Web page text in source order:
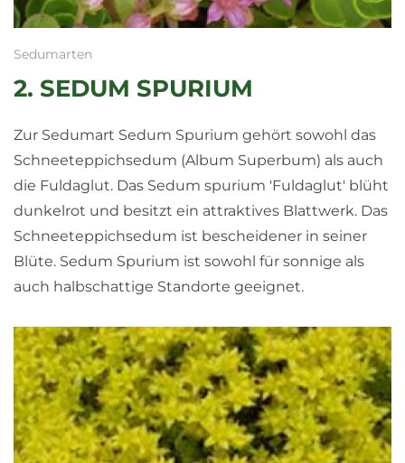
Sedumarten
2. SEDUM SPURIUM
Zur Sedumart Sedum Spurium gehört sowohl das
Schneeteppichsedum (Album Superbum) als auch
die Fuldaglut. Das Sedum spurium 'Fuldaglut' blüht
dunkelrot und besitzt ein attraktives Blattwerk. Das
Schneeteppichsedum ist bescheidener in seiner
Blüte. Sedum Spurium ist sowohl für sonnige als
auch halbschattige Standorte geeignet.